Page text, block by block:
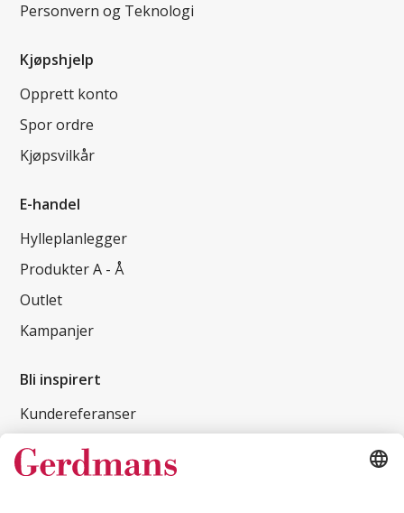
Personvern og Teknologi
Kjøpshjelp
Opprett konto
Spor ordre
Kjøpsvilkår
E-handel
Hylleplanlegger
Produkter A - Å
Outlet
Kampanjer
Bli inspirert
Kundereferanser
Magasin
Tips og guider